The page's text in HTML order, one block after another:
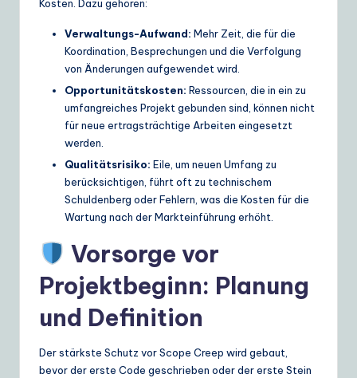
Kosten. Dazu gehören:
Verwaltungs-Aufwand: Mehr Zeit, die für die
Koordination, Besprechungen und die Verfolgung
von Änderungen aufgewendet wird.
Opportunitätskosten: Ressourcen, die in ein zu
umfangreiches Projekt gebunden sind, können nicht
für neue ertragsträchtige Arbeiten eingesetzt
werden.
Qualitätsrisiko: Eile, um neuen Umfang zu
berücksichtigen, führt oft zu technischem
Schuldenberg oder Fehlern, was die Kosten für die
Wartung nach der Markteinführung erhöht.
Vorsorge vor
Projektbeginn: Planung
und Definition
Der stärkste Schutz vor Scope Creep wird gebaut,
bevor der erste Code geschrieben oder der erste Stein